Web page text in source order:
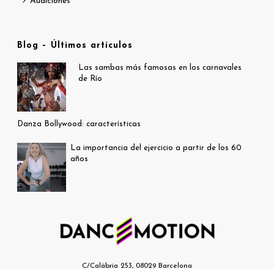
Blog – Últimos artículos
Las sambas más famosas en los carnavales
de Río
Danza Bollywood: características
La importancia del ejercicio a partir de los 60
años
C/Calàbria 253, 08029 Barcelona